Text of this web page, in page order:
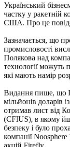
Український
частку у ракетній
США. Про це
Зазначається, що
промисловості
Полякова над
технології можуть
які мають намір
Видання пише, що
мільйонів доларів
отримав лист від
(CFIUS), в якому
безпеку і було
компанії
акцій Firefly.